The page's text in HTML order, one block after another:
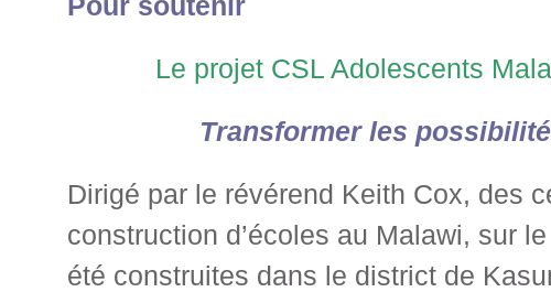
Le projet CSL Adolescents
Transformer les
Dirigé par le révérend Keith Cox, des
construction d’écoles au Malawi, sur
été construites dans le district de